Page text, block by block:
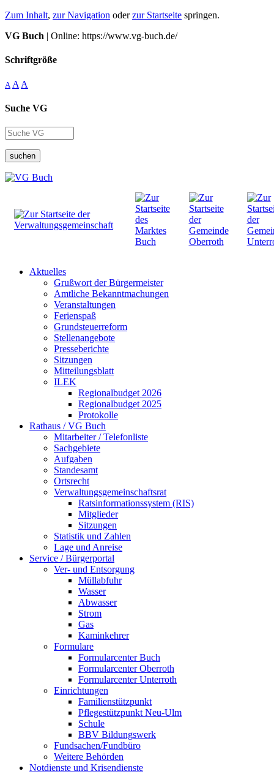
Zum Inhalt, zur Navigation oderzur Startseite springen.
VG Buch | Online: https://www.vg-buch.de/
Schriftgröße
A A A
Suche VG
suchen
Aktuelles
Grußwort der Bürgermeister
Amtliche Bekanntmachungen
Veranstaltungen
Ferienspaß
Grundsteuerreform
Stellenangebote
Presseberichte
Sitzungen
Mitteilungsblatt
ILEK
Regionalbudget 2026
Regionalbudget 2025
Protokolle
Rathaus / VG Buch
Mitarbeiter / Telefonliste
Sachgebiete
Aufgaben
Standesamt
Ortsrecht
Verwaltungsgemeinschaftsrat
Ratsinformationssystem (RIS)
Mitglieder
Sitzungen
Statistik und Zahlen
Lage und Anreise
Service / Bürgerportal
Ver- und Entsorgung
Müllabfuhr
Wasser
Abwasser
Strom
Gas
Kaminkehrer
Formulare
Formularcenter Buch
Formularcenter Oberroth
Formularcenter Unterroth
Einrichtungen
Familienstützpunkt
Pflegestützpunkt Neu-Ulm
Schule
BBV Bildungswerk
Fundsachen/Fundbüro
Weitere Behörden
Notdienste und Krisendienste